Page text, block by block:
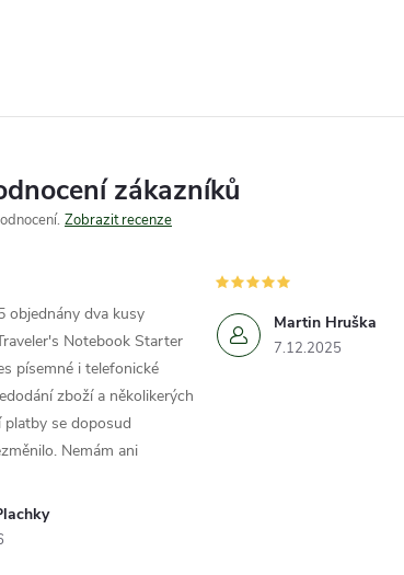
zákazníků
Zobrazit recenze
objednány dva kusy
Notebook Starter
písemné i telefonické
zboží a několikerých
platby se doposud
Nemám ani
Martin Hruška
7.12.2025